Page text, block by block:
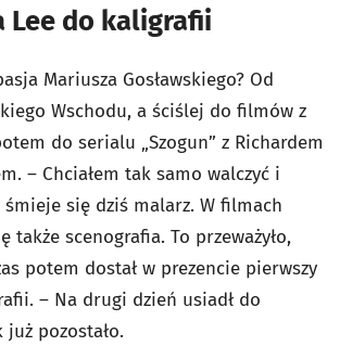
Lee do kaligrafii
Mariusza Gosławskiego? Od
Wschodu, a ściślej do filmów z
do serialu „Szogun” z Richardem
– Chciałem tak samo walczyć i
się dziś malarz. W filmach
także scenografia. To przeważyło,
potem dostał w prezencie pierwszy
– Na drugi dzień usiadł do
pozostało.